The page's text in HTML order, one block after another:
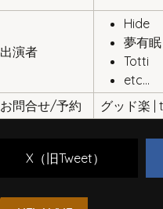
出演者
Hide
夢有眠
Totti
etc…
お問合せ/予約
グッド楽 |
X（旧Tweet）